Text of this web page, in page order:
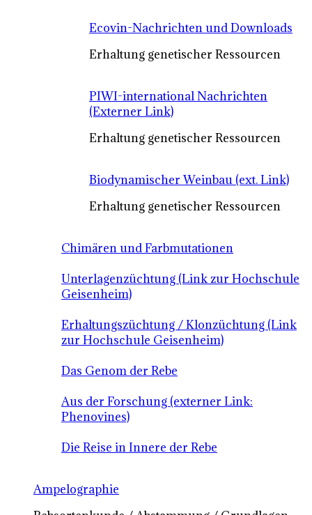
Ecovin-Nachrichten und Downloads
Erhaltung genetischer Ressourcen
PIWI-international Nachrichten
(Externer Link)
Erhaltung genetischer Ressourcen
Biodynamischer Weinbau (ext. Link)
Erhaltung genetischer Ressourcen
Chimären und Farbmutationen
Unterlagenzüchtung (Link zur Hochschule
Geisenheim)
Erhaltungszüchtung / Klonzüchtung (Link
zur Hochschule Geisenheim)
Das Genom der Rebe
Aus der Forschung (externer Link:
Phenovines)
Die Reise in Innere der Rebe
Ampelographie